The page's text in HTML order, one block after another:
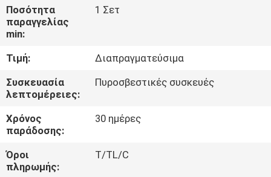
ΈΛΕΓΧΟΣ
ΠΟΙΌΤΗΤΑΣ
ΕΠΙΚΟΙΝΩΝΉΣΤΕ
ΜΑΖΊ
ΜΑΣ
ΕΙΔΉΣΕΙΣ
Ποσότητα
παραγγελίας
min:
1 Σετ
Τιμή:
Διαπραγματεύσιμα
Συσκευασία
λεπτομέρειες:
Πυροσβεστικές συσκευές
Χρόνος
παράδοσης:
30 ημέρες
Όροι
πληρωμής:
T/TL/C